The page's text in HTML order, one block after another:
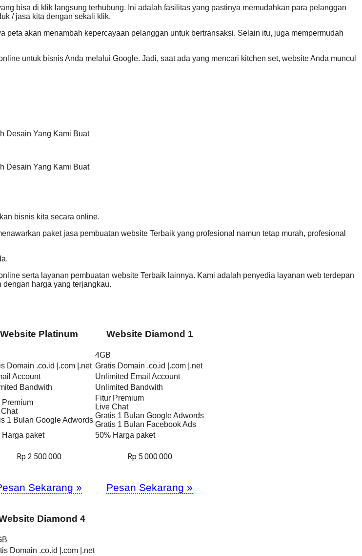
bisa di klik langsung terhubung. Ini adalah fasilitas yang pastinya memudahkan para pelanggan
/ jasa kita dengan sekali klik.
akan menambah kepercayaan pelanggan untuk bertransaksi. Selain itu, juga mempermudah
untuk bisnis Anda melalui Google. Jadi, saat ada yang mencari kitchen set, website Anda muncul
Desain Yang Kami Buat
Desain Yang Kami Buat
bisnis kita secara online.
paket jasa pembuatan website Terbaik yang profesional namun tetap murah, profesional
serta layanan pembuatan website Terbaik lainnya. Kami adalah penyedia layanan web terdepan
harga yang terjangkau.
Website Platinum Website Diamond 1
4GB
Domain .co.id |.com |.net Gratis Domain .co.id |.com |.net
Account
Unlimited Email Account
Bandwith Unlimited Bandwith
Premium
Chat
1 Bulan Google Adwords
Fitur Premium
Live Chat
Gratis 1 Bulan Google Adwords
Gratis 1 Bulan Facebook Ads
Harga paket 50% Harga paket
Rp 2.500.000 Rp 5.000.000
Sekarang » Pesan Sekarang »
Diamond 4
Domain .co.id |.com |.net